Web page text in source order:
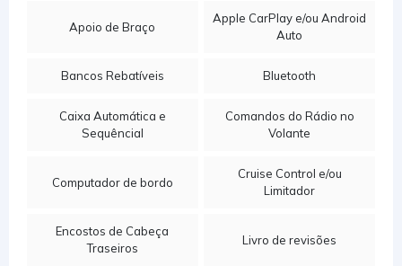
Apoio de Braço
Apple CarPlay e/ou Android
Auto
Bancos Rebatíveis Bluetooth
Caixa Automática e
Sequêncial
Comandos do Rádio no
Volante
Computador de bordo
Cruise Control e/ou
Limitador
Encostos de Cabeça
Traseiros
Livro de revisões